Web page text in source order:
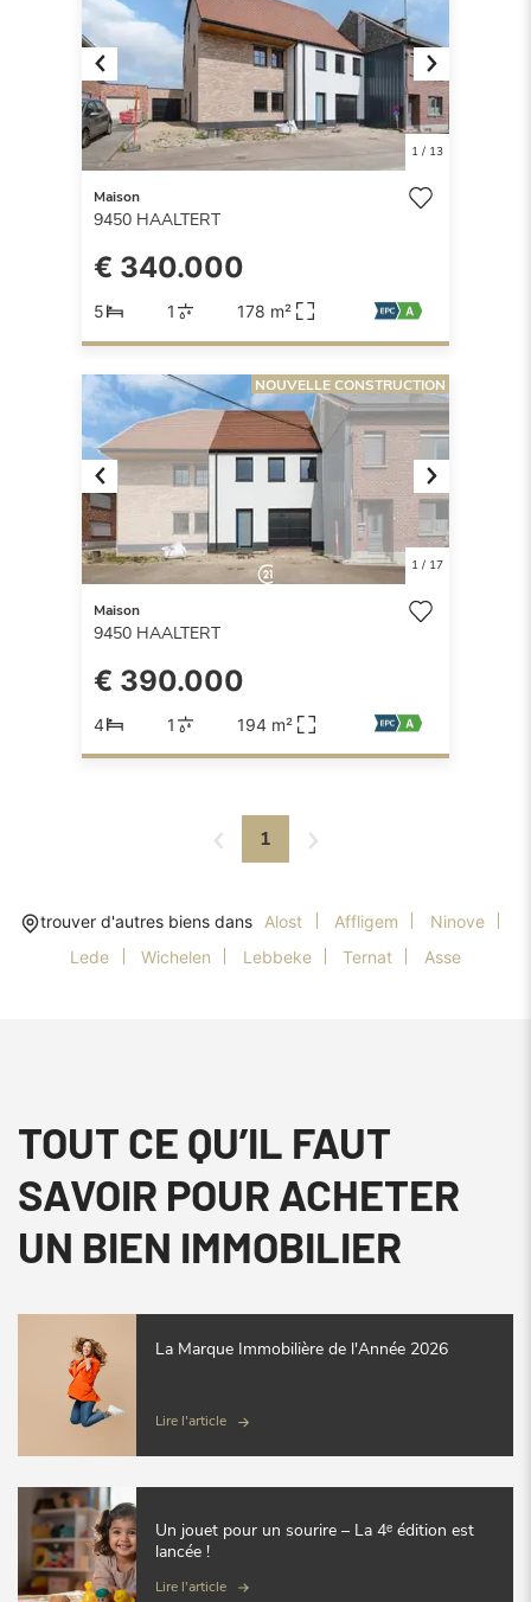
Previous Next
1/ 13
Maison
9450 HAALTERT
€ 340.000
5 1 178 m²
Previous Next
1/ 17
NOUVELLE CONSTRUCTION
Maison
9450 HAALTERT
€ 390.000
4 1 194 m²
1
trouver d'autres biens dans Alost Affligem
Ninove
Lede
Wichelen Lebbeke Ternat Asse
TOUT CE QU’IL FAUT
SAVOIR POUR ACHETER
UN BIEN IMMOBILIER
La Marque Immobilière de l'Année 2026
Lire l'article
Un jouet pour un sourire – La 4ᵉ édition est
lancée !
Lire l'article